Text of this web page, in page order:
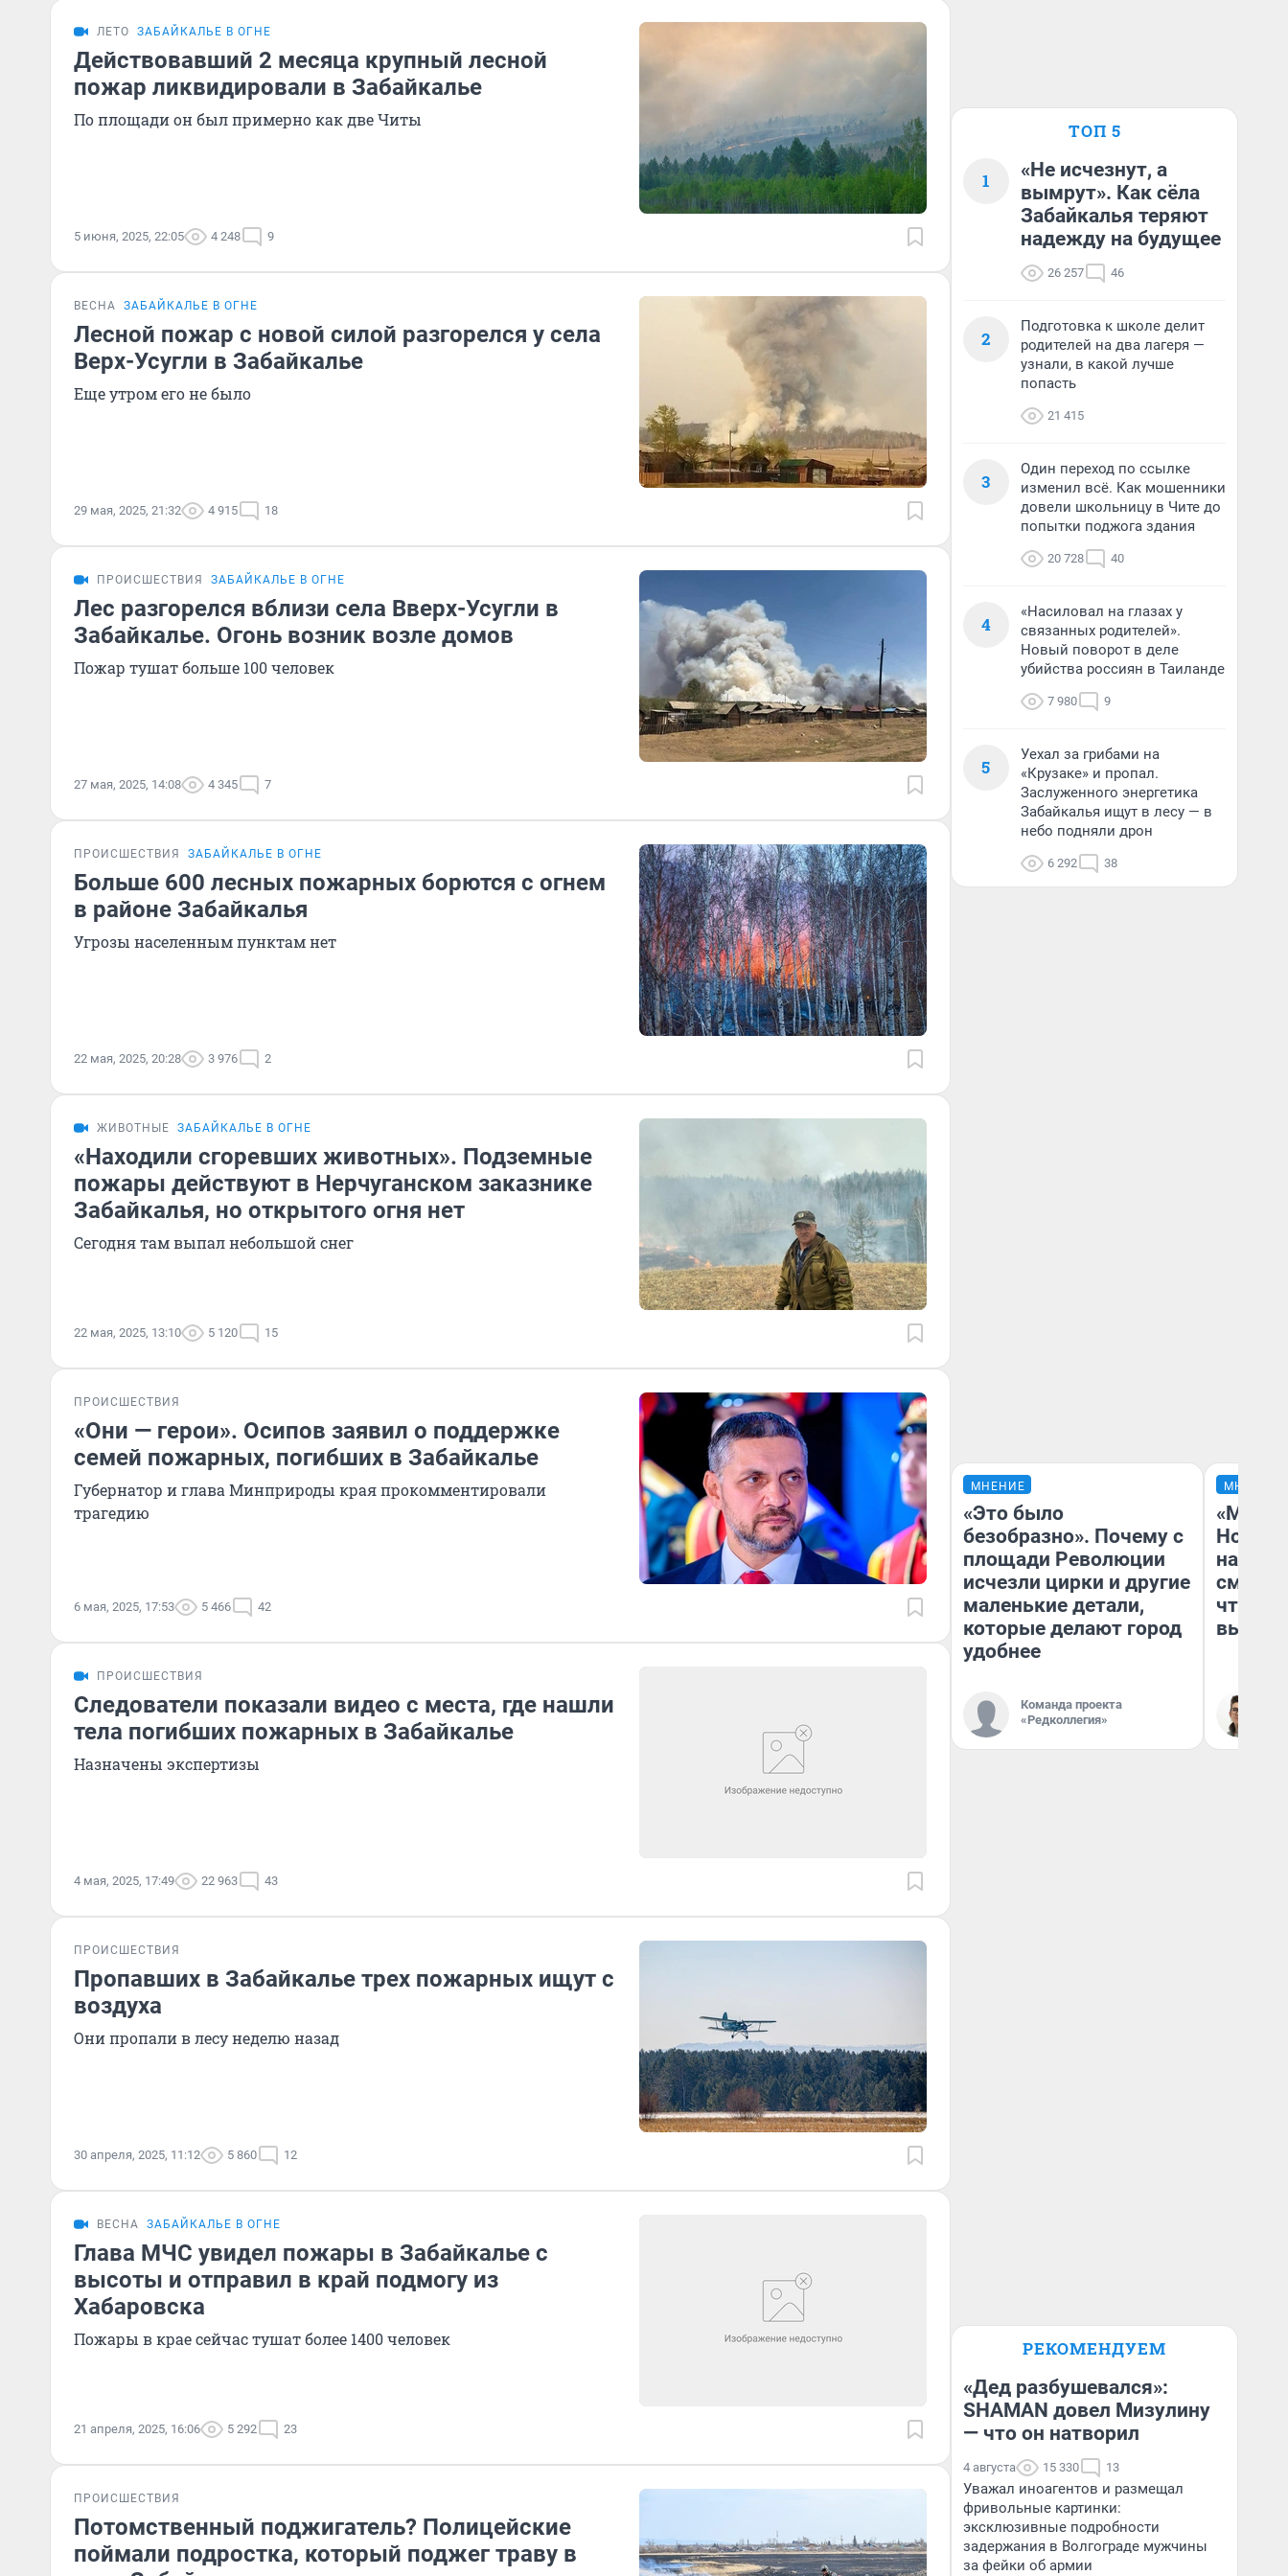
ЛЕТО ЗАБАЙКАЛЬЕ В ОГНЕ
Действовавший 2 месяца крупный лесной
пожар ликвидировали в Забайкалье
По площади он был примерно как две Читы
5 июня, 2025, 22:05 4 248 9
ВЕСНА ЗАБАЙКАЛЬЕ В ОГНЕ
Лесной пожар с новой силой разгорелся у села
Верх-Усугли в Забайкалье
Еще утром его не было
29 мая, 2025, 21:32 4 915 18
ПРОИСШЕСТВИЯ ЗАБАЙКАЛЬЕ В ОГНЕ
Лес разгорелся вблизи села Вверх-Усугли в
Забайкалье. Огонь возник возле домов
Пожар тушат больше 100 человек
27 мая, 2025, 14:08 4 345 7
ПРОИСШЕСТВИЯ ЗАБАЙКАЛЬЕ В ОГНЕ
Больше 600 лесных пожарных борются с огнем
в районе Забайкалья
Угрозы населенным пунктам нет
22 мая, 2025, 20:28 3 976 2
ЖИВОТНЫЕ ЗАБАЙКАЛЬЕ В ОГНЕ
«Находили сгоревших животных». Подземные
пожары действуют в Нерчуганском заказнике
Забайкалья, но открытого огня нет
Сегодня там выпал небольшой снег
22 мая, 2025, 13:10 5 120 15
ПРОИСШЕСТВИЯ
«Они — герои». Осипов заявил о поддержке
семей пожарных, погибших в Забайкалье
Губернатор и глава Минприроды края прокомментировали
трагедию
6 мая, 2025, 17:53 5 466 42
ПРОИСШЕСТВИЯ
Следователи показали видео с места, где нашли
тела погибших пожарных в Забайкалье
Назначены экспертизы
4 мая, 2025, 17:49 22 963 43
ПРОИСШЕСТВИЯ
Пропавших в Забайкалье трех пожарных ищут с
воздуха
Они пропали в лесу неделю назад
30 апреля, 2025, 11:12 5 860 12
ВЕСНА ЗАБАЙКАЛЬЕ В ОГНЕ
Глава МЧС увидел пожары в Забайкалье с
высоты и отправил в край подмогу из
Хабаровска
Пожары в крае сейчас тушат более 1400 человек
21 апреля, 2025, 16:06 5 292 23
ПРОИСШЕСТВИЯ
Потомственный поджигатель? Полицейские
поймали подростка, который поджег траву в
ТОП 5
1
«Не исчезнут, а
вымрут». Как сёла
Забайкалья теряют
надежду на будущее
26 257 46
2
Подготовка к школе делит
родителей на два лагеря —
узнали, в какой лучше
попасть
21 415
3
Один переход по ссылке
изменил всё. Как мошенники
довели школьницу в Чите до
попытки поджога здания
20 728 40
4
«Насиловал на глазах у
связанных родителей».
Новый поворот в деле
убийства россиян в Таиланде
7 980 9
5
Уехал за грибами на
«Крузаке» и пропал.
Заслуженного энергетика
Забайкалья ищут в лесу — в
небо подняли дрон
6 292 38
МНЕНИЕ
«Это было
безобразно». Почему с
площади Революции
исчезли цирки и другие
маленькие детали,
которые делают город
удобнее
Команда проекта
«Редколлегия»
МНЕНИЕ
«Мы
чтобы
РЕКОМЕНДУЕМ
«Дед разбушевался»:
SHAMAN довел Мизулину
— что он натворил
4 августа 15 330 13
Уважал иноагентов и размещал
фривольные картинки:
эксклюзивные подробности
задержания в Волгограде мужчины
за фейки об армии